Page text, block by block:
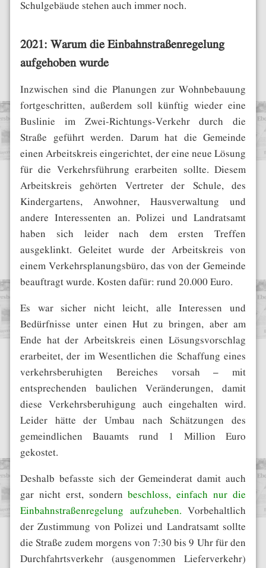
Schulgebäude stehen auch immer noch.
2021: Warum die Einbahnstraßenregelung
aufgehoben wurde
Inzwischen sind die Planungen zur Wohnbebauung
fortgeschritten, außerdem soll künftig wieder eine
Buslinie im Zwei-Richtungs-Verkehr durch die
Straße geführt werden. Darum hat die Gemeinde
einen Arbeitskreis eingerichtet, der eine neue Lösung
für die Verkehrsführung erarbeiten sollte. Diesem
Arbeitskreis gehörten Vertreter der Schule, des
Kindergartens, Anwohner, Hausverwaltung und
andere Interessenten an. Polizei und Landratsamt
haben sich leider nach dem ersten Treffen
ausgeklinkt. Geleitet wurde der Arbeitskreis von
einem Verkehrsplanungsbüro, das von der Gemeinde
beauftragt wurde. Kosten dafür: rund 20.000 Euro.
Es war sicher nicht leicht, alle Interessen und
Bedürfnisse unter einen Hut zu bringen, aber am
Ende hat der Arbeitskreis einen Lösungsvorschlag
erarbeitet, der im Wesentlichen die Schaffung eines
verkehrsberuhigten Bereiches vorsah – mit
entsprechenden baulichen Veränderungen, damit
diese Verkehrsberuhigung auch eingehalten wird.
Leider hätte der Umbau nach Schätzungen des
gemeindlichen Bauamts rund 1 Million Euro
gekostet.
Deshalb befasste sich der Gemeinderat damit auch
gar nicht erst, sondernbeschloss, einfach nur die
Einbahnstraßenregelung aufzuheben.
Vorbehaltlich
der Zustimmung von Polizei und Landratsamt sollte
die Straße zudem morgens von 7:30 bis 9 Uhr für den
Durchfahrtsverkehr (ausgenommen Lieferverkehr)